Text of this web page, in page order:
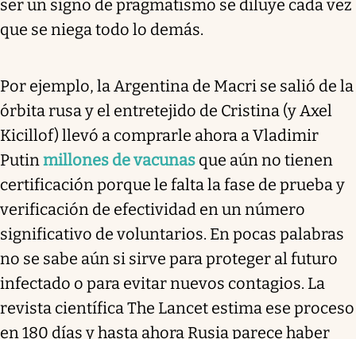
ser un signo de pragmatismo se diluye cada vez
que se niega todo lo demás.
Por ejemplo, la Argentina de Macri se salió de la
órbita rusa y el entretejido de Cristina (y Axel
Kicillof) llevó a comprarle ahora a Vladimir
Putin millones de vacunas que aún no tienen
certificación porque le falta la fase de prueba y
verificación de efectividad en un número
significativo de voluntarios. En pocas palabras
no se sabe aún si sirve para proteger al futuro
infectado o para evitar nuevos contagios. La
revista científica The Lancet estima ese proceso
en 180 días y hasta ahora Rusia parece haber